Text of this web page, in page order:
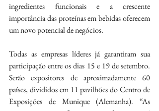
ingredientes funcionais e a crescente
importância das proteínas em bebidas oferecem
um novo potencial de negócios.
Todas as empresas líderes já garantiram sua
participação entre os dias 15 e 19 de setembro.
Serão expositores de aproximadamente 60
países, divididos em 11 pavilhões do Centro de
Exposições de Munique (Alemanha). “As